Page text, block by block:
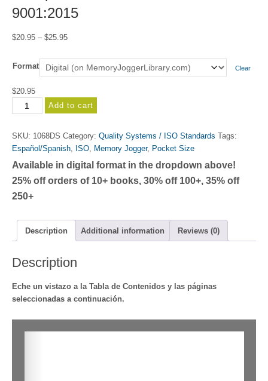
9001:2015
$20.95 – $25.95Price
$20.95
through
Format Clear
$20.95
Impulsor
la
Memoria ISO
9001:2015
quantity
Add to cart
SKU: 1068DS Category: Quality Systems / ISO Standards Tags:
Español/Spanish, ISO, Memory Jogger, Pocket Size
Available in digital format in the dropdown above!
25% off orders of 10+ books, 30% off 100+, 35% off
250+
Description Additional information Reviews (0)
Description
Eche un vistazo a la Tabla de Contenidos y las páginas
seleccionadas a continuación.